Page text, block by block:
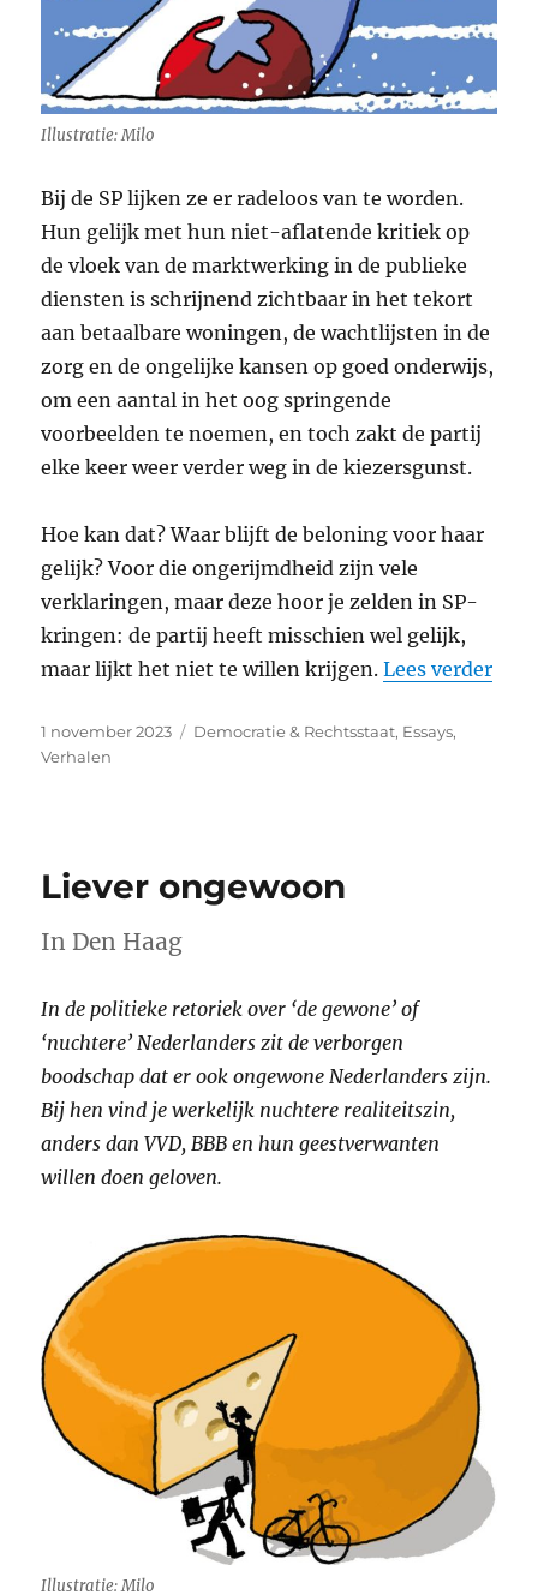
Illustratie: Milo
Bij de SP lijken ze er radeloos van te worden.
Hun gelijk met hun niet-aflatende kritiek op
de vloek van de marktwerking in de publieke
diensten is schrijnend zichtbaar in het tekort
aan betaalbare woningen, de wachtlijsten in de
zorg en de ongelijke kansen op goed onderwijs,
om een aantal in het oog springende
voorbeelden te noemen, en toch zakt de partij
elke keer weer verder weg in de kiezersgunst.
Hoe kan dat? Waar blijft de beloning voor haar
gelijk? Voor die ongerijmdheid zijn vele
verklaringen, maar deze hoor je zelden in SP-
kringen: de partij heeft misschien wel gelijk,
maar lijkt het niet te willen krijgen.Lees verder
Geplaatst
op
1 november 2023 Categorieën
Democratie & Rechtsstaat, Essays,
Verhalen
Liever ongewoon
In Den Haag
In de politieke retoriek over ‘de gewone’ of
‘nuchtere’ Nederlanders zit de verborgen
boodschap dat er ook ongewone Nederlanders zijn.
Bij hen vind je werkelijk nuchtere realiteitszin,
anders dan VVD, BBB en hun geestverwanten
willen doen geloven.
Illustratie: Milo